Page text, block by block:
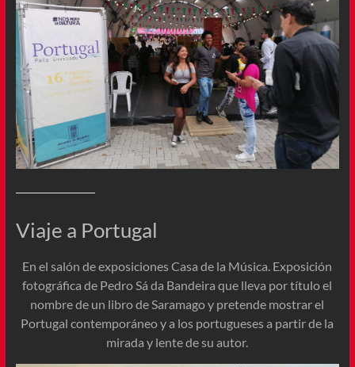
Viaje a Portugal
En el salón de exposiciones Casa de la Música. Exposición
fotográfica de Pedro Sá da Bandeira que lleva por título el
nombre de un libro de Saramago y pretende mostrar el
Portugal contemporáneo y a los portugueses a partir de la
mirada y lente de su autor.